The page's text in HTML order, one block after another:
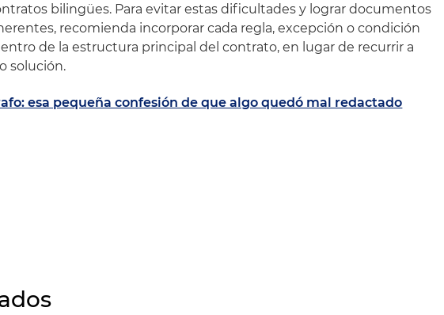
bilingües. Para evitar estas dificultades y lograr documentos
recomienda incorporar cada regla, excepción o condición
de la estructura principal del contrato, en lugar de recurrir a
solución.
esa pequeña confesión de que algo quedó mal redactado